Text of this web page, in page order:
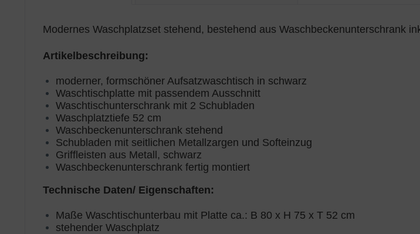
Modernes Waschplatzset stehend, bestehend aus Waschbeckenunterschrank
Artikelbeschreibung:
moderner, formschöner Aufsatzwaschtisch in schwarz
Waschtischplatte mit passendem Ausschnitt
Waschtischunterschrank mit 2 Schubladen
Waschplatztiefe 52 cm
Waschbeckenunterschrank stehend
Schubladen mit seitlichen Metallzargen und Softeinzug
Griffleisten aus Metall, schwarz
Waschbeckenunterschrank fertig montiert
Technische Daten/ Eigenschaften:
Maße Waschtischunterbau mit Platte ca.: B 80 x H 75 x T 52 cm
stehender Waschplatz